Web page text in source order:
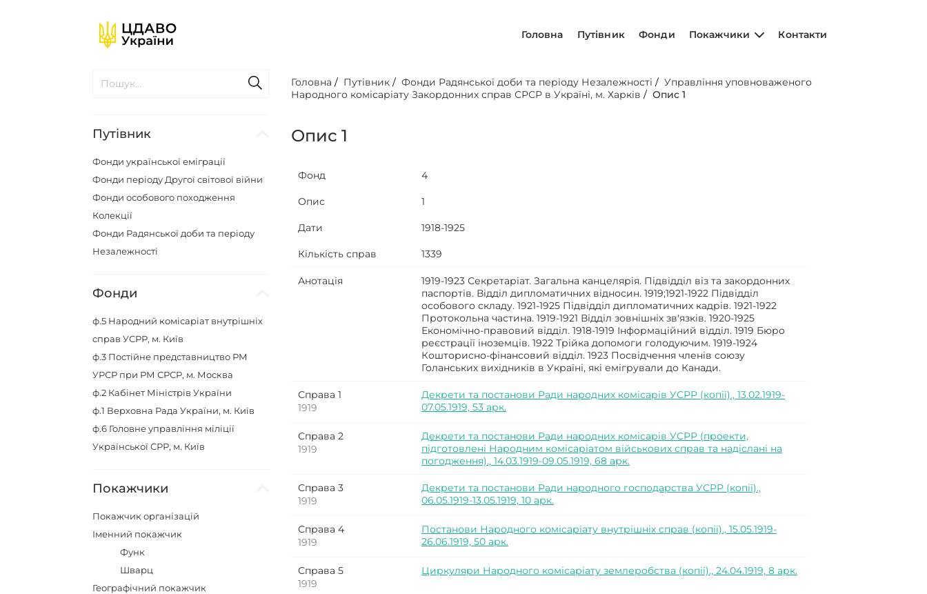
Головна Путівник Фонди Покажчики Контакти
Путівник
Фонди української еміграції
Фонди періоду Другої світової війни
Фонди особового походження
Колекції
Фонди Радянської доби та періоду
Незалежності
Фонди
ф.5 Народний комісаріат внутрішніх
справ УСРР, м. Київ
ф.3 Постійне представництво РМ
УРСР при РМ СРСР, м. Москва
ф.2 Кабінет Міністрів України
ф.1 Верховна Рада України, м. Київ
ф.6 Головне управління міліції
Української СРР, м. Київ
Покажчики
Покажчик організацій
Іменний покажчик
Функ
Шварц
Географічний покажчик
Головна / Путівник /Фонди Радянської доби та періоду Незалежності /Управління уповноваженого
Народного комісаріату Закордонних справ СРСР в Україні, м. Харків /Опис 1
Опис 1
Фонд 4
Опис 1
Дати 1918-1925
Кількість справ 1339
Анотація
1919-1923 Секретаріат. Загальна канцелярія. Підвідділ віз та закордонних
паспортів. Відділ дипломатичних відносин. 1919;1921-1922 Підвідділ
особового складу. 1921-1925 Підвідділ дипломатичних кадрів. 1921-1922
Протокольна частина. 1919-1921 Відділ зовнішніх зв'язків. 1920-1925
Економічно-правовий відділ. 1918-1919 Інформаційний відділ. 1919 Бюро
реєстрації іноземців. 1922 Трійка допомоги голодуючим. 1919-1924
Кошторисно-фінансовий відділ. 1923 Посвідчення членів союзу
Голанських вихідників в Україні, які емігрували до Канади.
Справа 1
1919
Декрети та постанови Ради народних комісарів УСРР (копії)., 13.02.1919-
07.05.1919, 53 арк.
Справа 2
1919
Декрети та постанови Ради народних комісарів УСРР (проекти,
підготовлені Народним комісаріатом військових справ та надіслані на
погодження)., 14.03.1919-09.05.1919, 68 арк.
Справа 3
1919
Декрети та постанови Ради народного господарства УСРР (копії).,
06.05.1919-13.05.1919, 10 арк.
Справа 4
1919
Постанови Народного комісаріату внутрішніх справ (копії)., 15.05.1919-
26.06.1919, 50 арк.
Справа 5
1919
Циркуляри Народного комісаріату землеробства (копії)., 24.04.1919, 8 арк.